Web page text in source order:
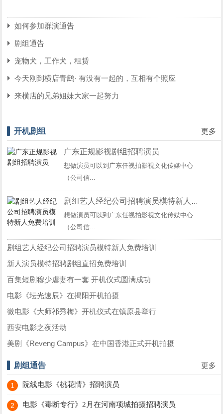
如何参加群演通告
剧组通告
宠物犬，工作犬，租赁
今天刚到横店青鹧· 有没有一起的，互相有个照应
来横店的兄弟姐妹大家一起努力
开机剧组 更多
广东正规影视剧组招聘演员
想做演员可以到广东任视拍影视文化传媒中心
（公司信...
想做演员可以到广东任视拍影视文化传媒中心
（公司信...
剧组艺人经纪公司招聘演员模特新人免费培训
新人演员模特招聘剧组直招免费培训
百集短剧穆少虐妻有一套 开机仪式圆满成功
电影《坛光速辰》在揭阳开机拍摄
微电影《大师祁秀梅》开机仪式在镇原县举行
西安电影之夜活动
美剧《Reveng Campus》在中国香港正式开机拍摄
剧组通告 更多
1 院线电影《桃花情》招聘演员
2 电影《毒断专行》2月在河南项城拍摄招聘演员